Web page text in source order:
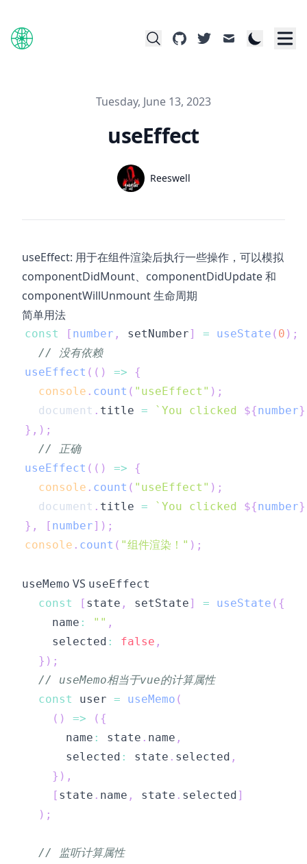
githubtwittermail
Published on
Tuesday, June 13, 2023
useEffect
Authors
Name
Reeswell
useEffect: 用于在组件渲染后执行一些操作，可以模拟
componentDidMount、componentDidUpdate 和
componentWillUnmount 生命周期
简单用法
const [ number , setNumber] = useState ( 0 ) ;
// 没有依赖
useEffect ( ( ) =>
{
console . count ( "useEffect" ) ;
document . title = ` You clicked ${number}
} , ) ;
// 正确
useEffect ( ( ) =>
{
console . count ( "useEffect" ) ;
document . title = ` You clicked ${number}
} , [ number] ) ;
console . count ( "组件渲染！" ) ;
useMemo VS useEffect
const
[ state , setState] = useState ( {
    name
: "" ,
    selected
: false ,
} ) ;
// useMemo相当于vue的计算属性
const
user = useMemo (
( ) => ( {
      name
: state . name ,
      selected
: state . selected ,
} ) ,
[ state . name , state . selected]
) ;
// 监听计算属性